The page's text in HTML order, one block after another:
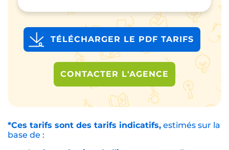
TÉLÉCHARGER LE PDF TARIFS
CONTACTER L'AGENCE
*Ces tarifs sont des tarifs indicatifs, estimés sur la
base de :